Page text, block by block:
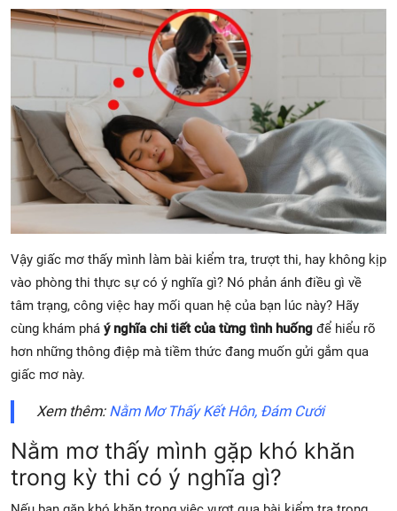
Vậy giấc mơ thấy mình làm bài kiểm tra, trượt thi, hay không kịp
vào phòng thi thực sự có ý nghĩa gì? Nó phản ánh điều gì về
tâm trạng, công việc hay mối quan hệ của bạn lúc này? Hãy
cùng khám phá ý nghĩa chi tiết của từng tình huống để hiểu rõ
hơn những thông điệp mà tiềm thức đang muốn gửi gắm qua
giấc mơ này.
Xem thêm: Nằm Mơ Thấy Kết Hôn, Đám Cưới
Nằm mơ thấy mình gặp khó khăn
trong kỳ thi có ý nghĩa gì?